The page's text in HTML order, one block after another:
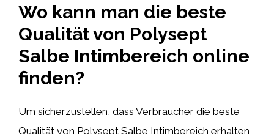
Wo kann man die beste
Qualität von Polysept
Salbe Intimbereich online
finden?
Um sicherzustellen, dass Verbraucher die beste
Qualität von Polysept Salbe Intimbereich erhalten,